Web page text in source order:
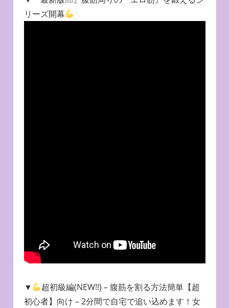
リーズ開幕
▼
超初級編(NEW!!) – 腹筋を割る方法簡単【超
初心者】向け – 2分間で自宅で追い込めます！女